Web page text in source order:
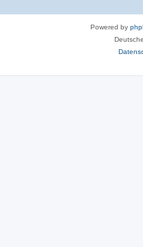
Powered by